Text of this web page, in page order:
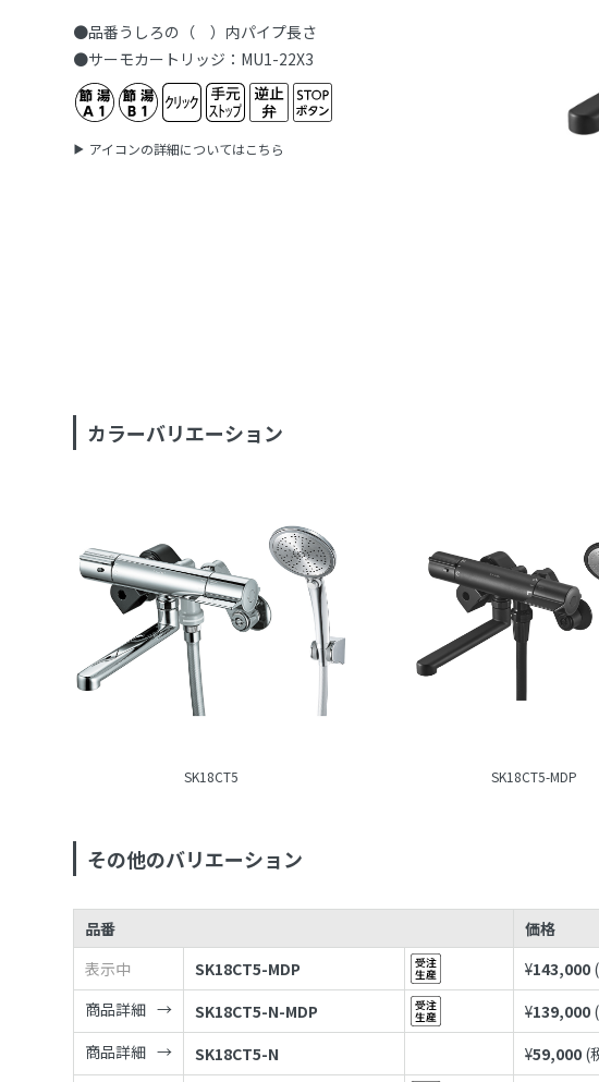
●品番うしろの（ ）内パイプ長さ
●サーモカートリッジ：MU1-22X3
アイコンの詳細についてはこちら
カラーバリエーション
SK18CT5 SK18CT5-MDP
その他のバリエーション
品番 価格
表示中
SK18CT5-MDP ¥143,000
商品詳細
SK18CT5-N-MDP ¥139,000
商品詳細
SK18CT5-N ¥59,000 (